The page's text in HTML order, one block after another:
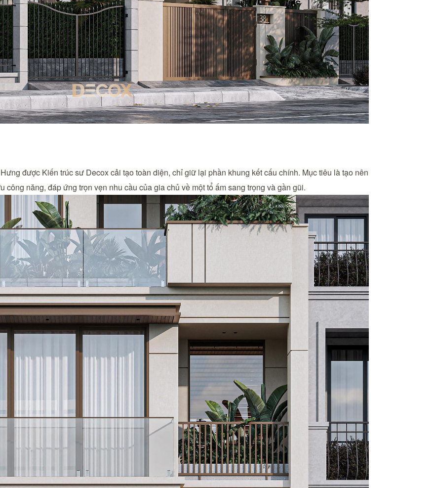
được Kiến trúc sư Decox cải tạo toàn diện, chỉ giữ lại phần khung kết cấu chính. Mục tiêu là tạo nên
công năng, đáp ứng trọn vẹn nhu cầu của gia chủ về một tổ ấm sang trọng và gần gũi.